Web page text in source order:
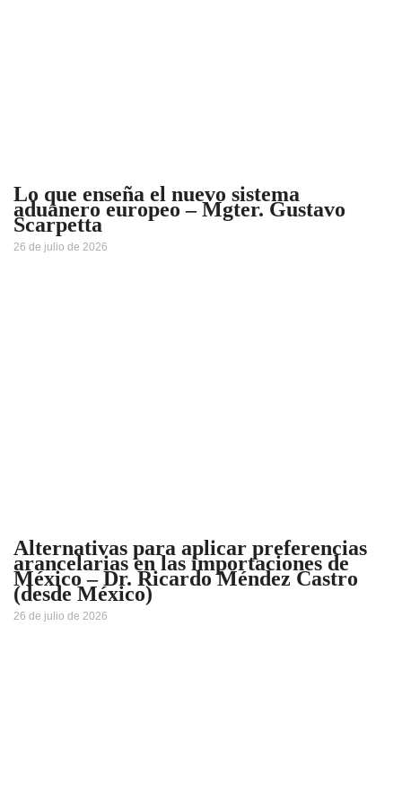
Lo que enseña el nuevo sistema
aduanero europeo – Mgter. Gustavo
Scarpetta
26 de julio de 2026
Alternativas para aplicar preferencias
arancelarias en las importaciones de
México – Dr. Ricardo Méndez Castro
(desde México)
26 de julio de 2026